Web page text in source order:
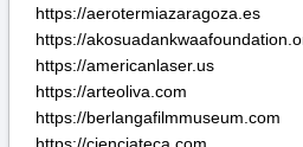
https://torseller.com
https://www.autoj.eu
https://www.flipsandkicksplus.com
https://www.gender-budgets.org
https://www.juicingequipment.com